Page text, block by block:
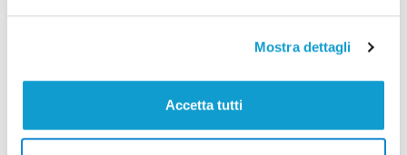
Mostra dettagli
Accetta tutti